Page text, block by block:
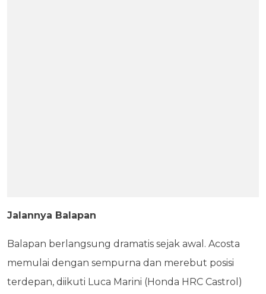
Jalannya Balapan
Balapan berlangsung dramatis sejak awal. Acosta
memulai dengan sempurna dan merebut posisi
terdepan, diikuti Luca Marini (Honda HRC Castrol)